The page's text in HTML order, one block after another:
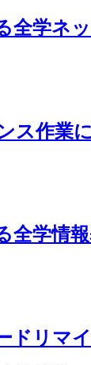
全学ネ
ス作業
全学情
ドリマ